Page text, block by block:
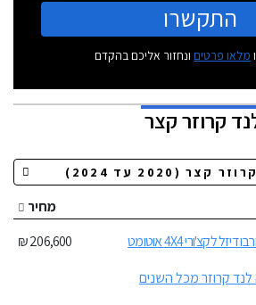
התקשרו
מלאו פרטים ונחזור אליכם בהקדם
קרוזר קצר
מחיר
206,600 ₪
לנד קרוזר מכל השנים